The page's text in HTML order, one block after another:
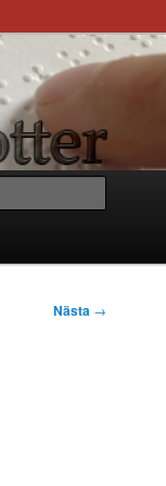
Nästa →